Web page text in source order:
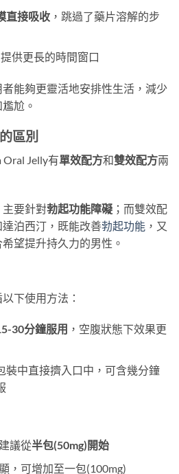
直接吸收，跳過了藥片溶解的步
供更長的時間窗口
能夠更靈活地安排性生活，減少
尬。
區別
Jelly有單效配方和雙效配方兩
要針對勃起功能障礙 ；而雙效配
泊西汀，既能改善勃起功能 ，又
希望提升持久力的男性。
下使用方法：
30分鐘服用 ，空腹狀態下效果更
裝中直接擠入口中，可含幾分鐘
議從半包(50mg)開始
，可增加至一包(100mg)